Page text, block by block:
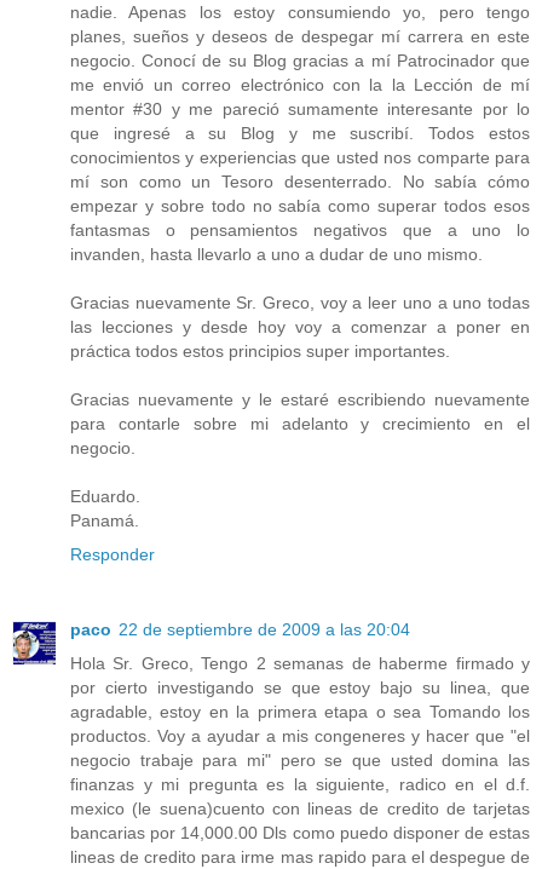
nadie. Apenas los estoy consumiendo yo, pero tengo
planes, sueños y deseos de despegar mí carrera en este
negocio. Conocí de su Blog gracias a mí Patrocinador que
me envió un correo electrónico con la la Lección de mí
mentor #30 y me pareció sumamente interesante por lo
que ingresé a su Blog y me suscribí. Todos estos
conocimientos y experiencias que usted nos comparte para
mí son como un Tesoro desenterrado. No sabía cómo
empezar y sobre todo no sabía como superar todos esos
fantasmas o pensamientos negativos que a uno lo
invanden, hasta llevarlo a uno a dudar de uno mismo.
Gracias nuevamente Sr. Greco, voy a leer uno a uno todas
las lecciones y desde hoy voy a comenzar a poner en
práctica todos estos principios super importantes.
Gracias nuevamente y le estaré escribiendo nuevamente
para contarle sobre mi adelanto y crecimiento en el
negocio.
Eduardo.
Panamá.
Responder
paco 22 de septiembre de 2009 a las 20:04
Hola Sr. Greco, Tengo 2 semanas de haberme firmado y
por cierto investigando se que estoy bajo su linea, que
agradable, estoy en la primera etapa o sea Tomando los
productos. Voy a ayudar a mis congeneres y hacer que "el
negocio trabaje para mi" pero se que usted domina las
finanzas y mi pregunta es la siguiente, radico en el d.f.
mexico (le suena)cuento con lineas de credito de tarjetas
bancarias por 14,000.00 Dls como puedo disponer de estas
lineas de credito para irme mas rapido para el despegue de